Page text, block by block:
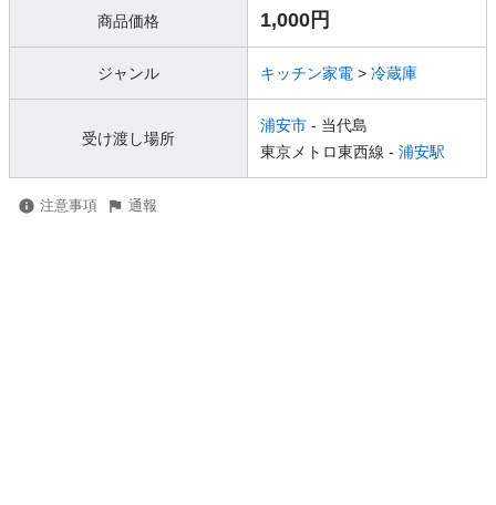
商品価格 1,000円
ジャンル キッチン家電 > 冷蔵庫
受け渡し場所
浦安市 - 当代島
東京メトロ東西線 - 浦安駅
注意事項 通報